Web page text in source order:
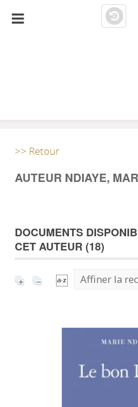
>> Retour
AUTEUR NDIAYE,
DOCUMENTS
CET AUTEUR (18)
Affiner la